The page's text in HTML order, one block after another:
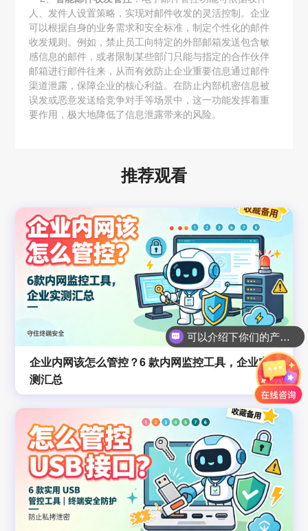
人、发件人设置策略，实现对邮件收发的灵活控制。企业
可以根据自身的业务需求和安全标准，制定个性化的邮件
收发规则。例如，禁止员工向特定的外部邮箱发送包含敏
感信息的邮件，或者限制某些部门只能与指定的合作伙伴
邮箱进行邮件往来，从而有效防止企业重要信息通过邮件
渠道泄露，保障企业的核心利益。在防止内部机密信息被
误发或恶意发送给竞争对手等场景中，这一功能发挥着重
要作用，极大地降低了信息泄露带来的风险。
推荐观看
企业内网该怎么管控？6 款内网监控工具，企业实
测汇总
可以介绍下你们的产品么？